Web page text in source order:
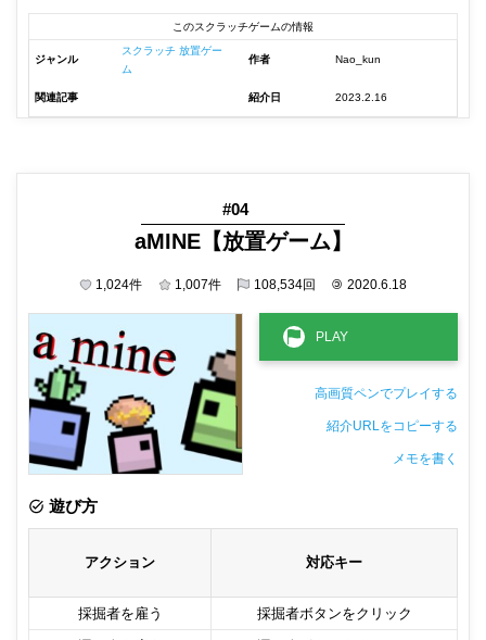
このスクラッチゲームの情報
ジャンル
スクラッチ 放置ゲー
ム
作者 Nao_kun
関連記事 紹介日 2023.2.16
#04
aMINE【放置ゲーム】
1,024件 1,007件 108,534回 © 2020.6.18
高画質ペンでプレイする
紹介URLをコピーする
メモを書く
遊び方
アクション 対応キー
採掘者を雇う
採掘者ボタンをクリック